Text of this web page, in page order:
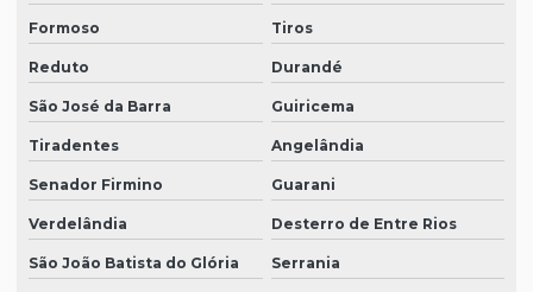
Formoso Tiros
Reduto Durandé
São José da Barra Guiricema
Tiradentes Angelândia
Senador Firmino Guarani
Verdelândia Desterro de Entre Rios
São João Batista do Glória Serrania